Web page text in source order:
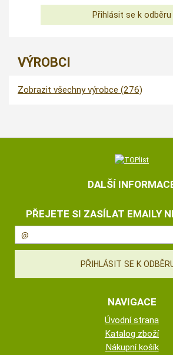
VÝROBCI
Zobrazit všechny výrobce (276)
DALŠÍ
PŘEJETE SI ZASÍLAT EMAILY
NAVIGACE
Úvodní strana
Katalog zboží
Nákupní košík